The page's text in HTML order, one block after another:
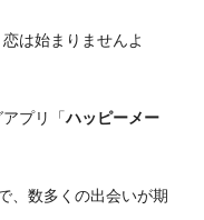
は始まりませんよ
プリ「ハッピーメー
、数多くの出会いが期